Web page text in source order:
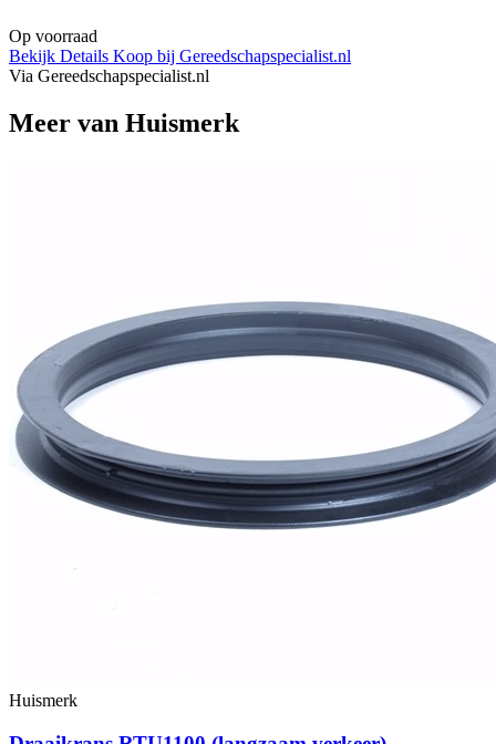
Op voorraad
Bekijk Details Koop bij Gereedschapspecialist.nl
Via Gereedschapspecialist.nl
Meer van Huismerk
Huismerk